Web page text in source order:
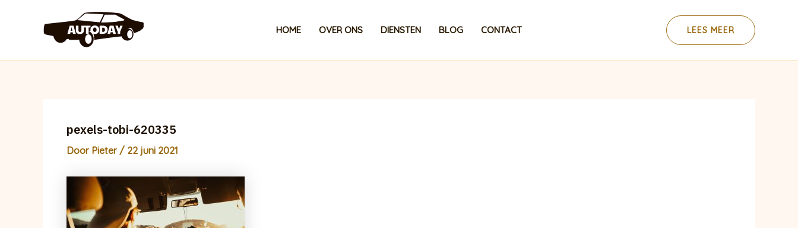
HOME OVER ONS DIENSTEN BLOG CONTACT LEES MEER
pexels-tobi-620335
Door Pieter/ 22 juni 2021